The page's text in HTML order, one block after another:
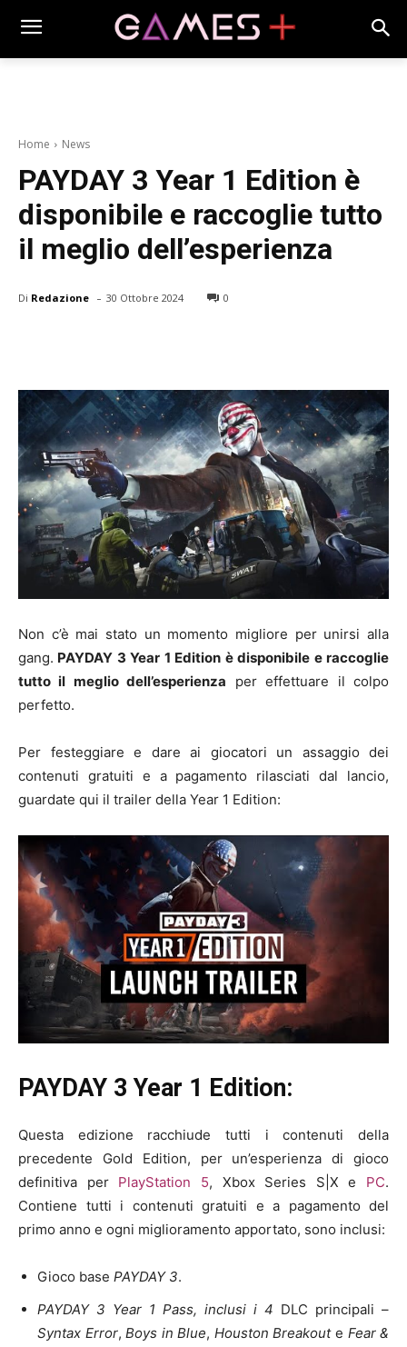
Home News
PAYDAY 3 Year 1 Edition è
disponibile e raccoglie tutto
il meglio dell’esperienza
Di Redazione - 30 Ottobre 2024 0
Non c’è mai stato un momento migliore per unirsi alla
gang. PAYDAY 3 Year 1 Edition è disponibile e raccoglie
tutto il meglio dell’esperienza per effettuare il colpo
perfetto.
Per festeggiare e dare ai giocatori un assaggio dei
contenuti gratuiti e a pagamento rilasciati dal lancio,
guardate qui il trailer della Year 1 Edition:
PAYDAY 3 Year 1 Edition:
Questa edizione racchiude tutti i contenuti della
precedente Gold Edition, per un’esperienza di gioco
definitiva per PlayStation 5, Xbox Series S|X e PC.
Contiene tutti i contenuti gratuiti e a pagamento del
primo anno e ogni miglioramento apportato, sono inclusi:
Gioco base PAYDAY 3.
PAYDAY 3 Year 1 Pass, inclusi i 4 DLC principali –
Syntax Error,Boys in Blue, Houston Breakoute Fear &